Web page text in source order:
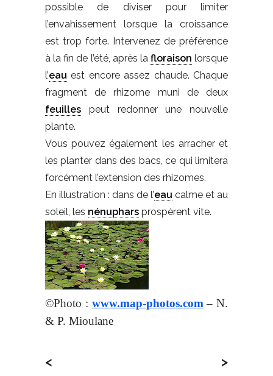
possible de diviser pour limiter
l’envahissement lorsque la croissance
est trop forte. Intervenez de préférence
à la fin de l’été, après la floraison lorsque
l’eau est encore assez chaude. Chaque
fragment de rhizome muni de deux
feuilles peut redonner une nouvelle
plante.
Vous pouvez également les arracher et
les planter dans des bacs, ce qui limitera
forcément l’extension des rhizomes.
En illustration : dans de l’eau calme et au
soleil, les nénuphars prospèrent vite.
©Photo : www.map-photos.com – N.
& P. Mioulane
< >